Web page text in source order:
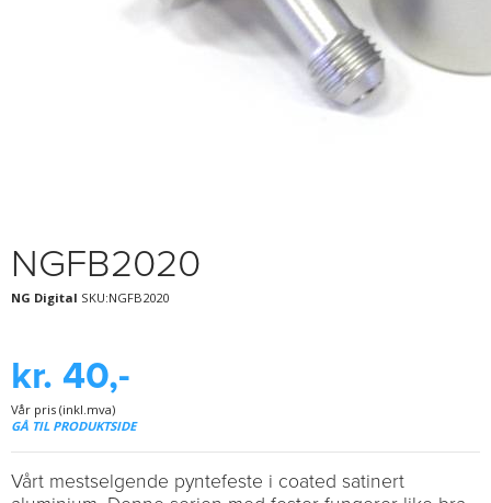
NGFB2020
NG Digital SKU:NGFB2020
kr. 40,-
Vår pris (inkl.mva)
GÅ TIL PRODUKTSIDE
Vårt mestselgende pyntefeste i coated satinert